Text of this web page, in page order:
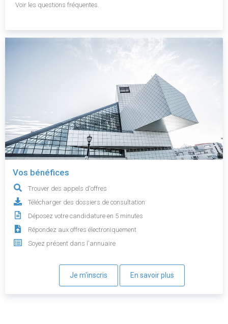
Voir les questions fréquentes.
Vos bénéfices
Trouver des appels d'offres
Télécharger des dossiers de consultation
Déposez votre candidature en 5 minutes
Répondez aux offres électroniquement
Soyez présent dans l'annuaire
Je m'inscris En savoir plus